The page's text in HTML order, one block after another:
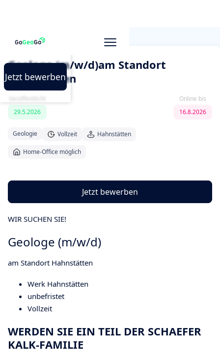
Jetzt bewerben
Alle Jobs
Geologe (m/w/d)am Standort
Hahnstätten
29.5.2026
Online bis
16.8.2026
Geologie Vollzeit Hahnstätten
Home-Office möglich
Jetzt bewerben
WIR SUCHEN SIE!
Geologe (m/w/d)
am Standort Hahnstätten
Werk Hahnstätten
unbefristet
Vollzeit
WERDEN SIE EIN TEIL DER SCHAEFER
KALK-FAMILIE